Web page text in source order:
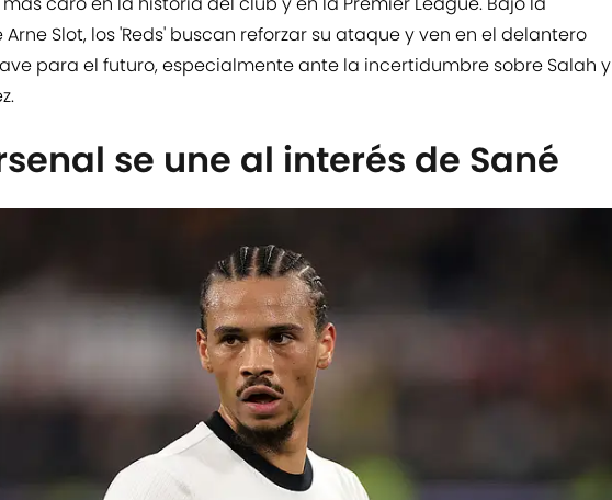
Slot, los 'Reds' buscan reforzar su ataque y ven en el delantero
para el futuro, especialmente ante la incertidumbre sobre Salah y
se une al interés de Sané